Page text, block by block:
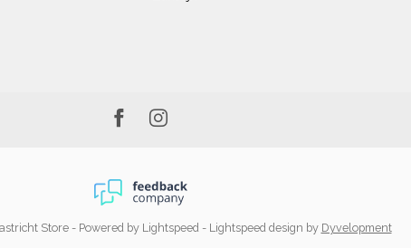
Store- Powered by Lightspeed- Lightspeed design by Dyvelopment